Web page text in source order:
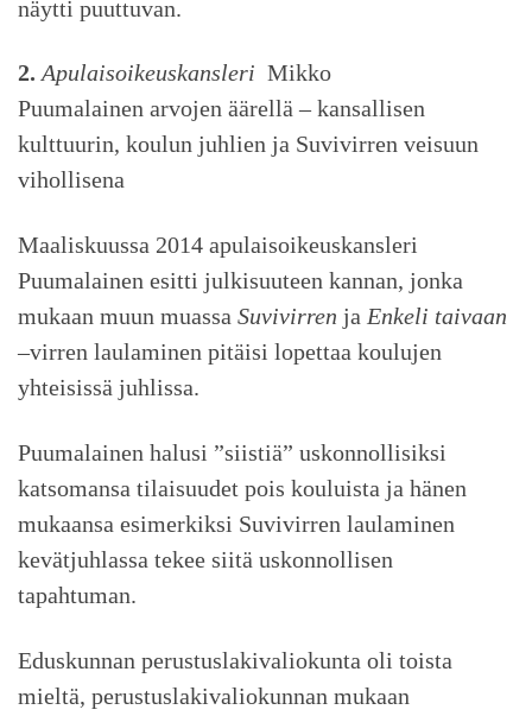
näytti puuttuvan.
2. Apulaisoikeuskansleri Mikko
Puumalainen arvojen äärellä – kansallisen
kulttuurin, koulun juhlien ja Suvivirren veisuun
vihollisena
Maaliskuussa 2014 apulaisoikeuskansleri
Puumalainen esitti julkisuuteen kannan, jonka
mukaan muun muassa Suvivirren ja Enkeli taivaan
–virren laulaminen pitäisi lopettaa koulujen
yhteisissä juhlissa.
Puumalainen halusi ”siistiä” uskonnollisiksi
katsomansa tilaisuudet pois kouluista ja hänen
mukaansa esimerkiksi Suvivirren laulaminen
kevätjuhlassa tekee siitä uskonnollisen
tapahtuman.
Eduskunnan perustuslakivaliokunta oli toista
mieltä, perustuslakivaliokunnan mukaan